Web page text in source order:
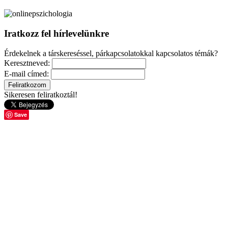
Iratkozz fel hírlevelünkre
Érdekelnek a társkereséssel, párkapcsolatokkal kapcsolatos témák?
Keresztneved:
E-mail címed:
Sikeresen feliratkoztál!
Save